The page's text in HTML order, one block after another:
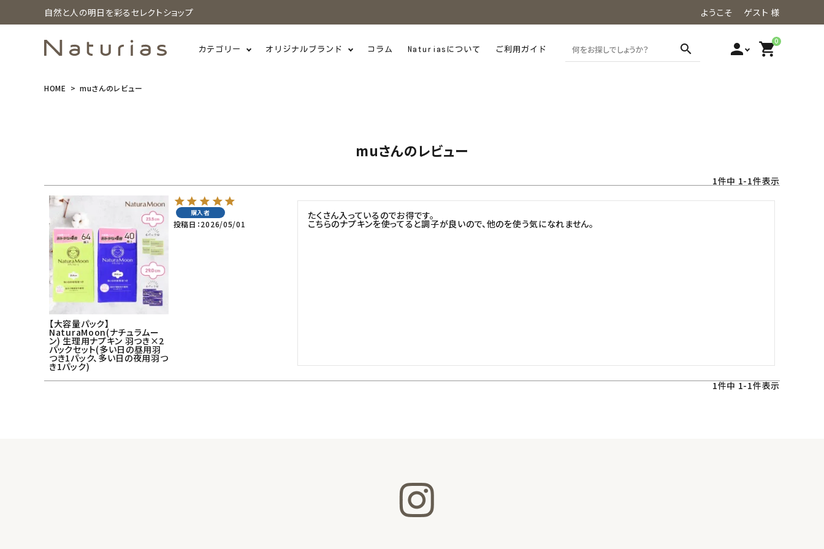
自然と人の明日を彩るセレクトショップ ようこそ ゲスト 様
カテゴリー オリジナルブランド コラム Naturiasについて ご利用ガイド search person 0
shopping_cart
カテゴリーから探す
美容・コスメ・香水
日用品雑貨
フェムケア
インナー・下着・ナイトウェア
HOME muさんのレビュー
muさんのレビュー
1件中 1-1件表示
【大容量パック】
NaturaMoon(ナチュラムー
ン) 生理用ナプキン 羽つき×2
パックセット(多い日の昼用羽
つき1パック、多い日の夜用羽つ
き1パック)
購入者
投稿日 2026/05/01
たくさん入っているのでお得です。
こちらのナプキンを使ってると調子が良いので、他のを使う気になれません。
1件中 1-1件表示